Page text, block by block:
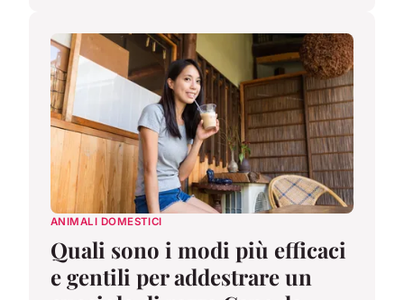
ANIMALI DOMESTICI
Quali sono i modi più efficaci
e gentili per addestrare un